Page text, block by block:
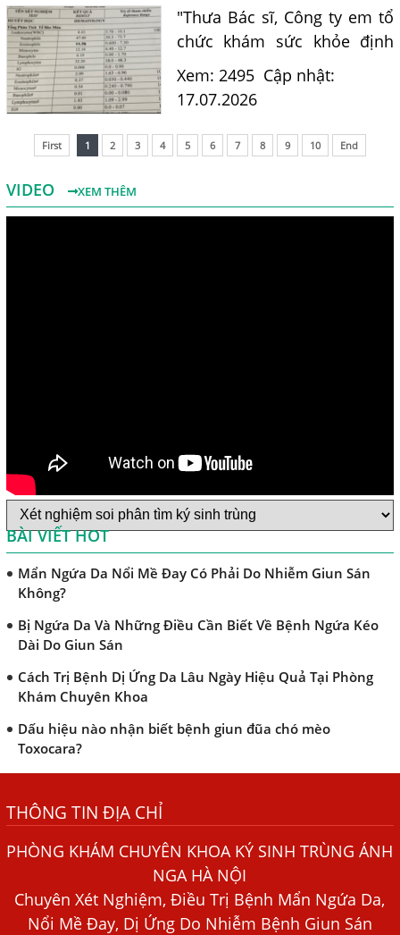
"Thưa Bác sĩ, Công ty em tổ
chức khám sức khỏe định
kỳ. Kết quả xét nghiệm máu
của em có chỉ số bạch cầu ái
11.7%. Em nghe nói chỉ...
Xem: 2495 Cập nhật:
17.07.2026
First 1 2 3 4 5 6 7 8 9 10 End
VIDEO XEM THÊM
BÀI VIẾT HOT
Người
Khi Trẻ Bị Dị Ứng Da Cần Làm Xét Nghiệm Gì Tìm Nguyên
Nhân Dị Ứng Da
Điều trị bệnh sán lá gan ở đâu?
Mẩn Ngứa Da Nổi Mề Đay Có Phải Do Nhiễm Giun Sán
Không?
Bị Ngứa Da Và Những Điều Cần Biết Về Bệnh Ngứa Kéo
Dài Do Giun Sán
Khám Chuyên Khoa
Dấu hiệu nào nhận biết bệnh giun đũa chó mèo
Toxocara?
Sán
Dấu Hiệu Ngứa Da, Dị Ứng, Nổi Mề Đay Do Nhiễm Sán
Bác sĩ Nguyễn Ngọc Ánh Phòng Khám Ánh Nga Đề Tài
Nghiên Cứu Khoa
THÔNG TIN ĐỊA CHỈ
PHÒNG KHÁM CHUYÊN KHOA KÝ SINH TRÙNG ÁNH
NGA HÀ NỘI
Chuyên Xét Nghiệm, Điều Trị Bệnh Mẩn Ngứa Da,
Nổi Mề Đay, Dị Ứng Do Nhiễm Bệnh Giun Sán